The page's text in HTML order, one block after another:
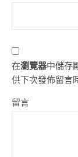
在瀏覽器中儲存
供下次發佈留言
留言